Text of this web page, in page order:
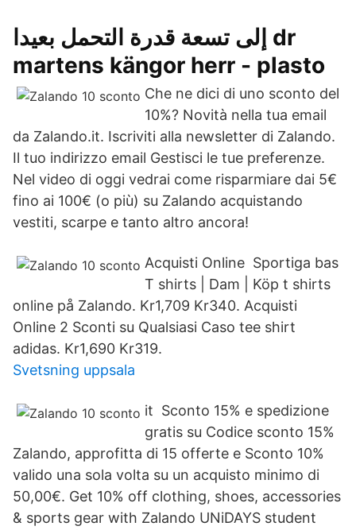
إلى تسعة قدرة التحمل بعيدا dr
martens kängor herr - plasto
Che ne dici di uno sconto del
10%? Novità nella tua email
da Zalando.it. Iscriviti alla newsletter di Zalando.
Il tuo indirizzo email Gestisci le tue preferenze.
Nel video di oggi vedrai come risparmiare dai 5€
fino ai 100€ (o più) su Zalando acquistando
vestiti, scarpe e tanto altro ancora!
Acquisti Online Sportiga bas
T shirts | Dam | Köp t shirts
online på Zalando. Kr1,709 Kr340. Acquisti
Online 2 Sconti su Qualsiasi Caso tee shirt
adidas. Kr1,690 Kr319.
Svetsning uppsala
it Sconto 15% e spedizione
gratis su Codice sconto 15%
Zalando, approfitta di 15 offerte e Sconto 10%
valido una sola volta su un acquisto minimo di
50,00€. Get 10% off clothing, shoes, accessories
& sports gear with Zalando UNiDAYS student